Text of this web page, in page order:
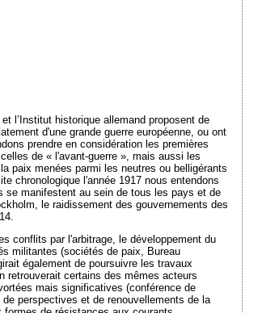
l’Institut historique allemand proposent de
d'une grande guerre européenne, ou ont
prendre en considération les premières
de « l'avant-guerre », mais aussi les
paix menées parmi les neutres ou belligérants
chronologique l'année 1917 nous entendons
se manifestent au sein de tous les pays et de
le raidissement des gouvernements des
par l'arbitrage, le développement du
militantes (sociétés de paix, Bureau
également de poursuivre les travaux
retrouverait certains des mêmes acteurs
mais significatives (conférence de
perspectives et de renouvellements de la